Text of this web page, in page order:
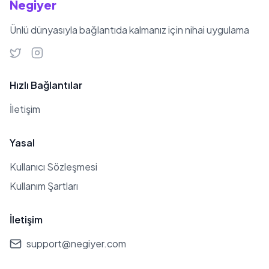
Negiyer
Ünlü dünyasıyla bağlantıda kalmanız için nihai uygulama
Hızlı Bağlantılar
İletişim
Yasal
Kullanıcı Sözleşmesi
Kullanım Şartları
İletişim
support@negiyer.com